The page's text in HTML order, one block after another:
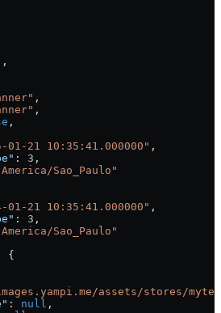
,
,
,
,
01-21 10:35:41.000000" ,
: 3 ,
Sao_Paulo"
01-21 10:35:41.000000" ,
: 3 ,
Sao_Paulo"
{
assets/stores/
: null ,